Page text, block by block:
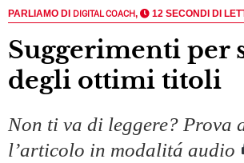
PARLIAMO DI DIGITAL COACH, 12 SECONDI DI
Suggerimenti per scrivere
degli ottimi titoli
Non ti va di leggere? Prova
l’articolo in modalitá audio